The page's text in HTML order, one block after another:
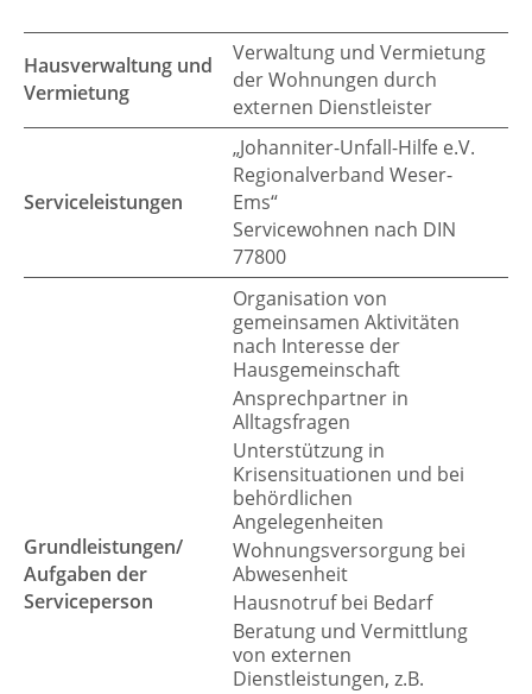
Hausverwaltung und
Vermietung
Verwaltung und Vermietung
der Wohnungen durch
externen Dienstleister
Serviceleistungen
„Johanniter-Unfall-Hilfe e.V.
Regionalverband Weser-
Ems“
Servicewohnen nach DIN
77800
Grundleistungen/
Aufgaben der
Serviceperson
Organisation von
gemeinsamen Aktivitäten
nach Interesse der
Hausgemeinschaft
Ansprechpartner in
Alltagsfragen
Unterstützung in
Krisensituationen und bei
behördlichen
Angelegenheiten
Wohnungsversorgung bei
Abwesenheit
Hausnotruf bei Bedarf
Beratung und Vermittlung
von externen
Dienstleistungen, z.B.